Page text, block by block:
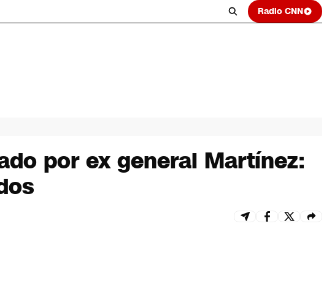
Radio CNN
por ex general Martínez: